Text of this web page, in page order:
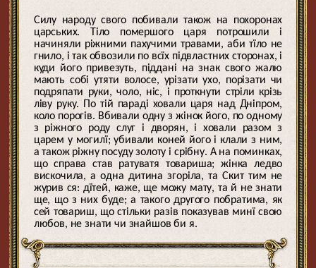
Силу народу свого побивали також на похоронах
царських. Тіло помершого царя потрошили і
начиняли ріжними пахучими травами, аби тїло не
гнило, і так обвозили по всїх підвластних сторонах, і
куди його привезуть, піддані на знак свого жалю
мають собі утяти волосе, урізати ухо, порізати чи
подряпати руки, чоло, ніс, і проткнути стріли крізь
ліву руку. По тій параді ховали царя над Дніпром,
коло порогів. Вбивали одну з жінок його, по одному
з ріжного роду слуг і дворян, і ховали разом з
царем у могилї; убивали коней його і клали з ним,
а також ріжну посуду золоту і срібну. А на поминках,
що справа став ратуватя товариша; жінка ледво
вискочила, а одна дитина згоріла, та Скит тим не
журив ся: дїтей, каже, ще можу мату, та й не знати
ще, що з них буде; а такого другого побратима, як
сей товариш, що стільки разів показував минї свою
любов, не знати чи знайшов би я.